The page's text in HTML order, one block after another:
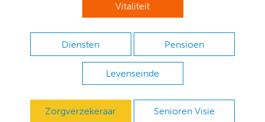
Vitaliteit
Diensten Pensioen
Levenseinde
Zorgverzekeraar Senioren Visie